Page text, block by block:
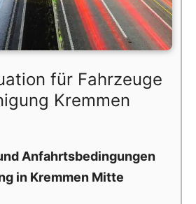
für Fahrzeuge
Kremmen
Anfahrtsbedingungen
in Kremmen Mitte